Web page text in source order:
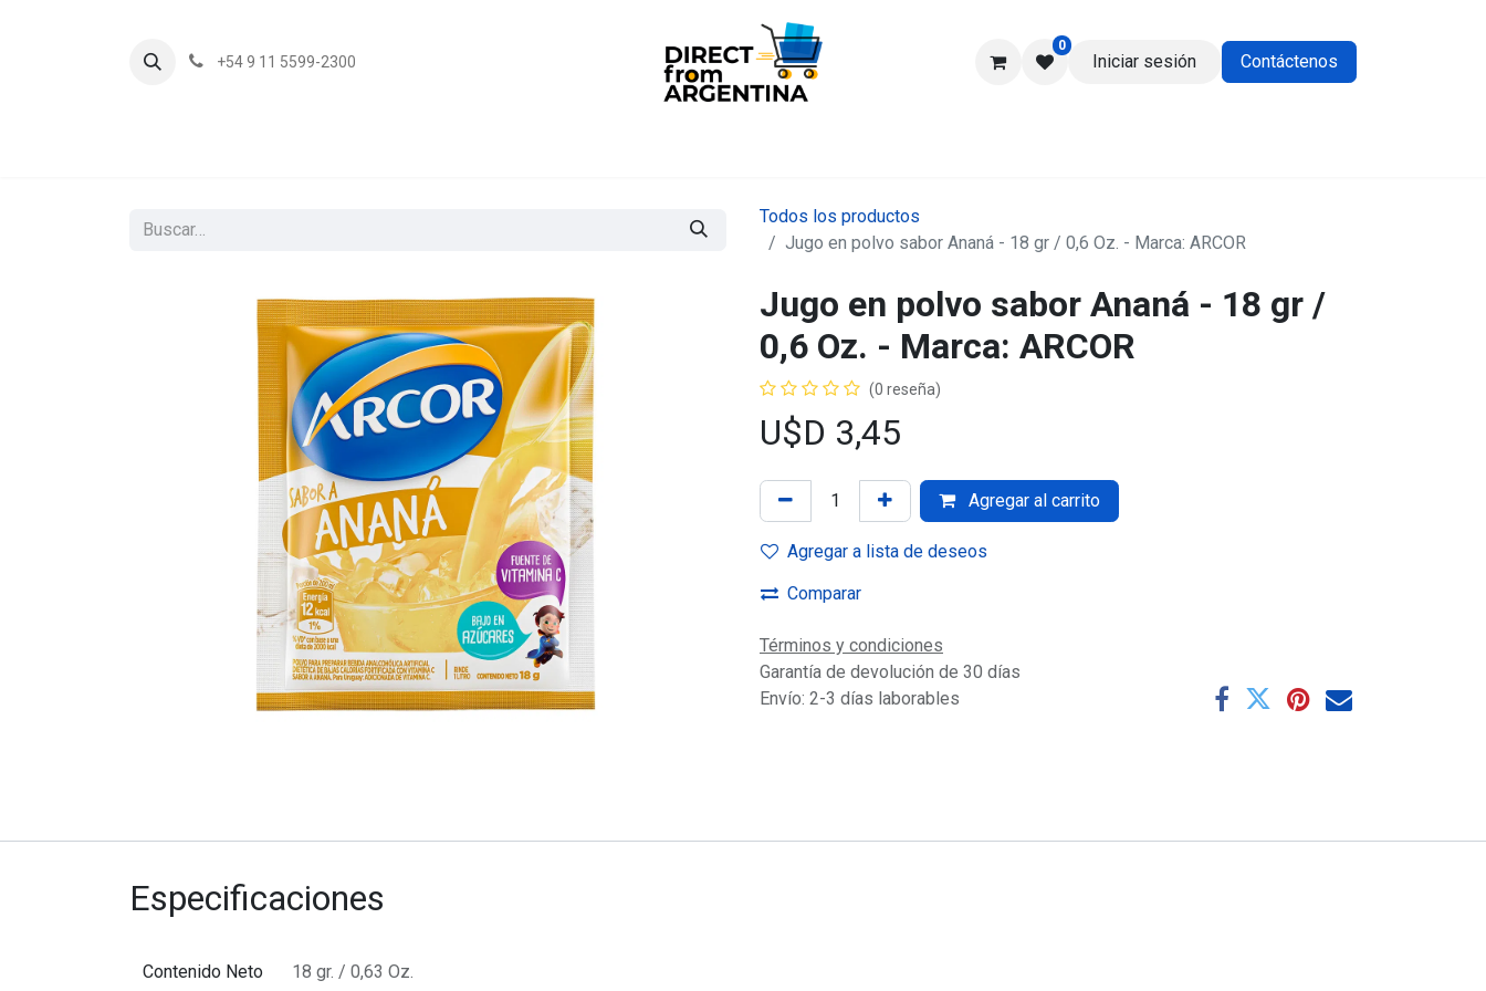
+54 9 11 5599-2300
0
Iniciar sesión Contáctenos
Todos los productos
Jugo en polvo sabor Ananá - 18 gr / 0,6 Oz. - Marca: ARCOR
Jugo en polvo sabor Ananá - 18 gr /
0,6 Oz. - Marca: ARCOR
(0 reseña)
U$D 3,45
Agregar al carrito
Agregar a lista de deseos
Comparar
Términos y condiciones
Garantía de devolución de 30 días
Envío: 2-3 días laborables
Especificaciones
Contenido Neto 18 gr. / 0,63 Oz.